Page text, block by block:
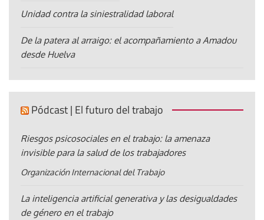
Unidad contra la siniestralidad laboral
De la patera al arraigo: el acompañamiento a Amadou
desde Huelva
Pódcast | El futuro del trabajo
Riesgos psicosociales en el trabajo: la amenaza
invisible para la salud de los trabajadores
Organización Internacional del Trabajo
La inteligencia artificial generativa y las desigualdades
de género en el trabajo